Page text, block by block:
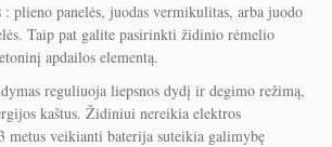
plieno panelės, juodas vermikulitas, arba juodo
Taip pat galite pasirinkti židinio rėmelio
apdailos elementą.
reguliuoja liepsnos dydį ir degimo režimą,
kaštus. Židiniui nereikia elektros
metus veikianti baterija suteikia galimybę